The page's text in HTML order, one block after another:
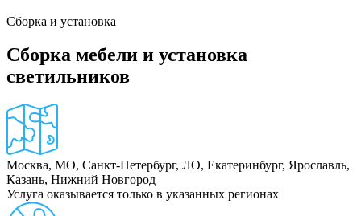
Сборка и установка
Сборка мебели и установка
светильников
Москва, МО, Санкт-Петербург, ЛО, Екатеринбург, Ярославль,
Казань, Нижний Новгород
Услуга оказывается только в указанных регионах